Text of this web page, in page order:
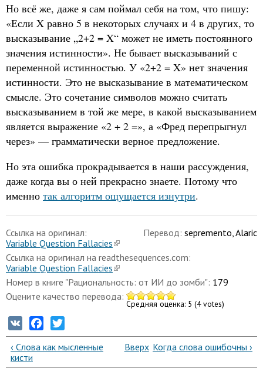
Но всё же, даже я сам поймал себя на том, что пишу:
«Если X равно 5 в некоторых случаях и 4 в других, то
высказывание „2+2 = X“ может не иметь постоянного
значения истинности». Не бывает высказываний с
переменной истинностью. У «2+2 = X» нет значения
истинности. Это не высказывание в математическом
смысле. Это сочетание символов можно считать
высказыванием в той же мере, в какой высказыванием
является выражение «2 + 2 =», а «Фред перепрыгнул
через» — грамматически верное предложение.
Но эта ошибка прокрадывается в наши рассуждения,
даже когда вы о ней прекрасно знаете. Потому что
именно так алгоритм ощущается изнутри.
Перевод: sepremento, Alaric
Ссылка на оригинал:
Variable Question Fallacies
Ссылка на оригинал на readthesequences.com:
Variable Question Fallacies
Номер в книге "Рациональность: от ИИ до зомби": 179
Оцените качество перевода:
Средняя оценка: 5 (4votes)
VK Facebook
‹ Слова как мысленные
кисти
Вверх Когда слова ошибочны ›